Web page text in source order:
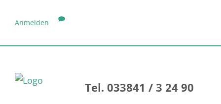
Anmelden
Tel. 033841 / 3 24 90